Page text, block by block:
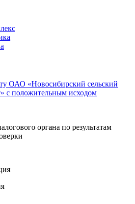
ОАО «Новосибирский сельский
с положительным исходом
органа по результатам